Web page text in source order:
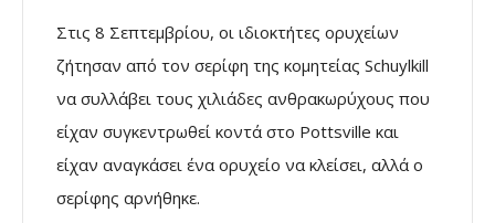
Στις 8 Σεπτεμβρίου, οι ιδιοκτήτες ορυχείων
ζήτησαν από τον σερίφη της κομητείας Schuylkill
να συλλάβει τους χιλιάδες ανθρακωρύχους που
είχαν συγκεντρωθεί κοντά στο Pottsville και
είχαν αναγκάσει ένα ορυχείο να κλείσει, αλλά ο
σερίφης αρνήθηκε.